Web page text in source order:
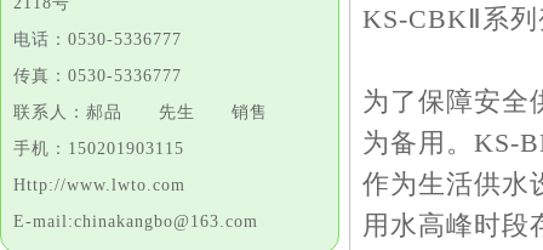
电话：0530-5336777
传真：0530-5336777
联系人：郝品 先生 销售
手机：150201903115
Http://www.lwto.com
E-mail:chinakangbo@163.com
KS-CBKⅡ系
为了保障安全
为备用。KS-
作为生活供水
用水高峰时段